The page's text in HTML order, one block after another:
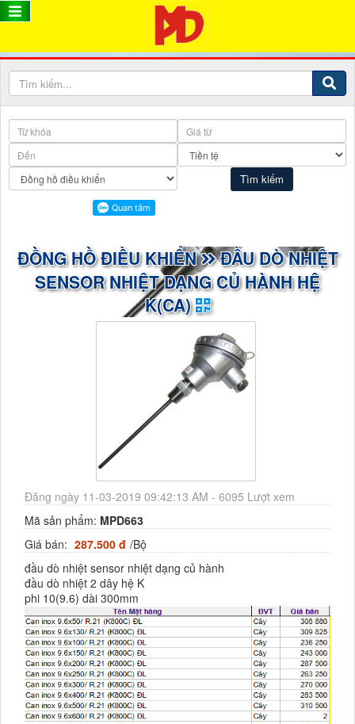
ĐỒNG HỒ ĐIỀU KHIỂN ĐẦU DÒ NHIỆT
SENSOR NHIỆT DẠNG CỦ HÀNH HỆ
K(CA)
Đăng ngày 11-03-2019 09:42:13 AM - 6095 Lượt xem
Mã sản phẩm: MPD663
Giá bán: 287.500 đ /Bộ
đầu dò nhiệt sensor nhiệt dạng củ hành
đầu dò nhiệt 2 dây hệ K
phi 10(9.6) dài 300mm